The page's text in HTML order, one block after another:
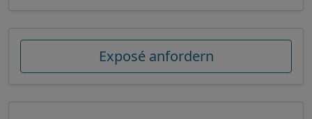
Exposé anfordern